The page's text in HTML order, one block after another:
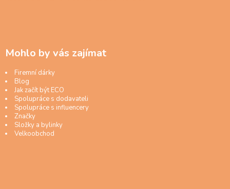
Mohlo by vás zajímat
Firemní dárky
Blog
Jak začít být ECO
Spolupráce s dodavateli
Spolupráce s influencery
Značky
Složky a bylinky
Velkoobchod